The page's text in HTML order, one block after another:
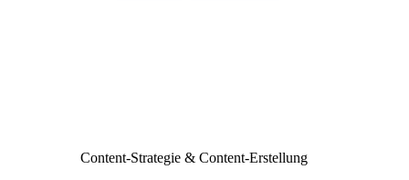
Content-Strategie & Content-Erstellung